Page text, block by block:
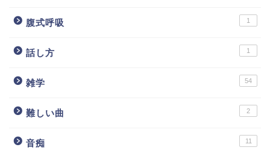
腹式呼吸 1
話し方 1
雑学 54
難しい曲 2
音痴 11